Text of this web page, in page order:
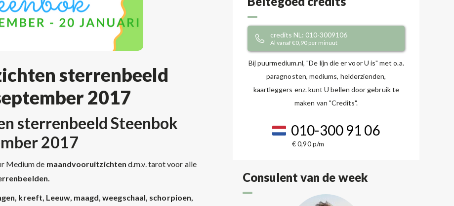
sterrenbeeld
2017
sterrenbeeld Steenbok
2017
Medium de maandvooruitzichten d.m.v. tarot voor alle
kreeft, Leeuw, maagd, weegschaal, schorpioen,
credits NL: 010-3009106
Al vanaf €0,90 per minuut
Bij puurmedium.nl, "De lijn die er voor U is" met o.a.
paragnosten, mediums, helderzienden,
kaartleggers enz. kunt U bellen door gebruik te
maken van "Credits".
010-300 91 06
€ 0,90 p/m
Consulent van de week